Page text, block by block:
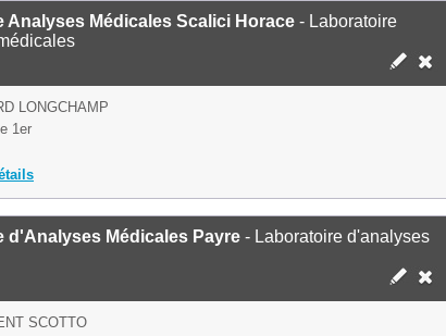
Analyses Médicales Scalici Horace - Laboratoire
LONGCHAMP
1er
d'Analyses Médicales Payre - Laboratoire d'analyses
SCOTTO